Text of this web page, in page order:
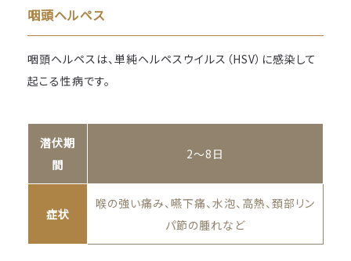
咽頭ヘルペス
咽頭ヘルペスは、単純ヘルペスウイルス（HSV）に感染して
起こる性病です。
潜伏期
間
2～8日
症状
喉の強い痛み、嚥下痛、水泡、高熱、頚部リン
パ節の腫れなど